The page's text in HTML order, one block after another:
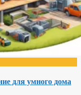
для умного дома